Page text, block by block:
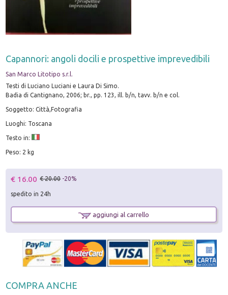
Capannori: angoli docili e prospettive imprevedibili
San Marco Litotipo s.r.l.
Testi di Luciano Luciani e Laura Di Simo.
Badia di Cantignano, 2006; br., pp. 123, ill. b/n, tavv. b/n e col.
Soggetto: Città,Fotografia
Luoghi: Toscana
Testo in:
Peso: 2 kg
€ 16.00 € 20.00 -20%
spedito in 24h
aggiungi al carrello
COMPRA ANCHE